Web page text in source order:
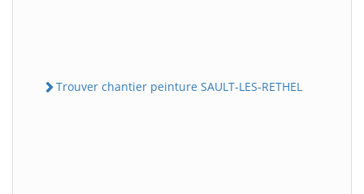
Trouver chantier peinture SAULT-LES-RETHEL